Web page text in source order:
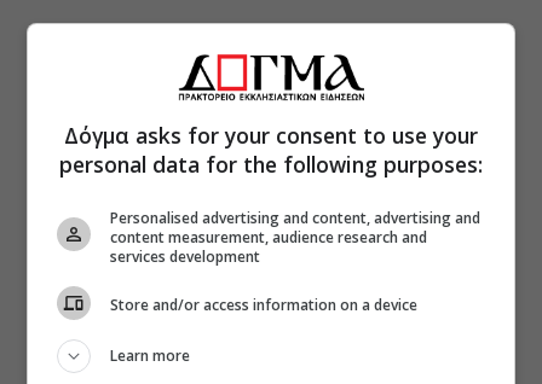
Δόγμα asks for your consent to use your
personal data for the following purposes:
Personalised advertising and content, advertising and
content measurement, audience research and
services development
Store and/or access information on a device
Learn more